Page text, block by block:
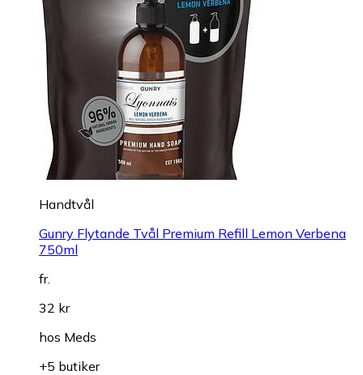
Handtvål
Gunry Flytande Tvål Premium Refill Lemon Verbena
750ml
fr.
32 kr
hos Meds
+5 butiker